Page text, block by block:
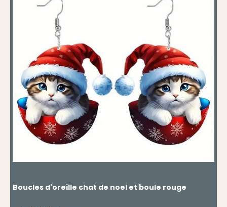
Boucles d'oreille chat de noel et boule rouge